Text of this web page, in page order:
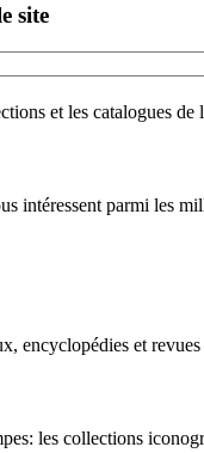
site
et les catalogues
intéressent parmi les
encyclopédies et
les collections